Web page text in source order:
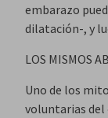
embarazo
dilatación-, y
LOS MISMOS
Uno de los
voluntarias del